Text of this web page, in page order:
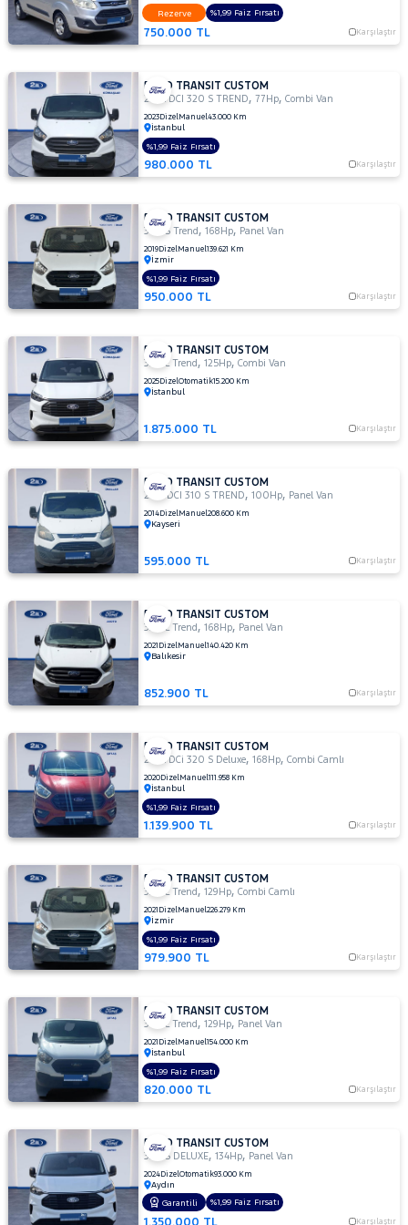
310 L
TREND
2.2
DELUX
2.2
TDCI
310 S
TREND
320 L
Trend
320 S
DELUXE
320L
Deluxe
340 L
Trend
340 S
Trend
340L
EcoBlue
Upgrade
Trend
Foton
HYUNDAI
ISUZU
Iveco
Jaecoo
KIA
LANCIA
MAN
MERCEDES-
MINI
MITSUBISHI
MOTORSIKLET
NISSAN
OPEL
PEUGEOT
RENAULT
SEAT
SKODA
SSANGYONG
SUBARU
TESLA
TOYOTA
TRAKTÖR
750.000 TL Karşılaştır
Rezerve %1,99 Faiz Fırsatı
FORD TRANSIT CUSTOM
2.0 TDCI 320 S TREND,77Hp,Combi Van
2023DizelManuel43.000 Km
İstanbul
980.000 TL Karşılaştır
%1,99 Faiz Fırsatı
FORD TRANSIT CUSTOM
340 S Trend ,168Hp, Panel Van
2019DizelManuel139.621 Km
İzmir
950.000 TL Karşılaştır
%1,99 Faiz Fırsatı
FORD TRANSIT CUSTOM
320 L Trend ,125Hp,Combi Van
2025DizelOtomatik15.200 Km
İstanbul
1.875.000 TL Karşılaştır
FORD TRANSIT CUSTOM
2.2 TDCI 310 S TREND,100Hp, Panel Van
2014DizelManuel208.600 Km
Kayseri
595.000 TL Karşılaştır
FORD TRANSIT CUSTOM
320 L Trend ,168Hp, Panel Van
2021 DizelManuel140.420 Km
Balıkesir
852.900 TL Karşılaştır
FORD TRANSIT CUSTOM
2.0 TDCi 320 S Deluxe,168Hp,Combi Camlı
2020DizelManuel111.958 Km
İstanbul
1.139.900 TL Karşılaştır
%1,99 Faiz Fırsatı
FORD TRANSIT CUSTOM
320 L Trend ,129Hp,Combi Camlı
2021 DizelManuel226.279 Km
İzmir
979.900 TL Karşılaştır
%1,99 Faiz Fırsatı
FORD TRANSIT CUSTOM
340 L Trend ,129Hp, Panel Van
2021 DizelManuel154.000 Km
İstanbul
820.000 TL Karşılaştır
%1,99 Faiz Fırsatı
FORD TRANSIT CUSTOM
320 S DELUXE,134Hp, Panel Van
2024DizelOtomatik93.000 Km
Aydın
Karşılaştır
Garantili %1,99 Faiz Fırsatı